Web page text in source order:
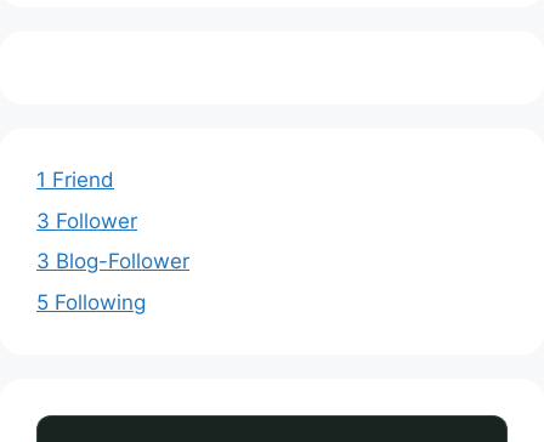
1 Friend
3 Follower
3 Blog-Follower
5 Following